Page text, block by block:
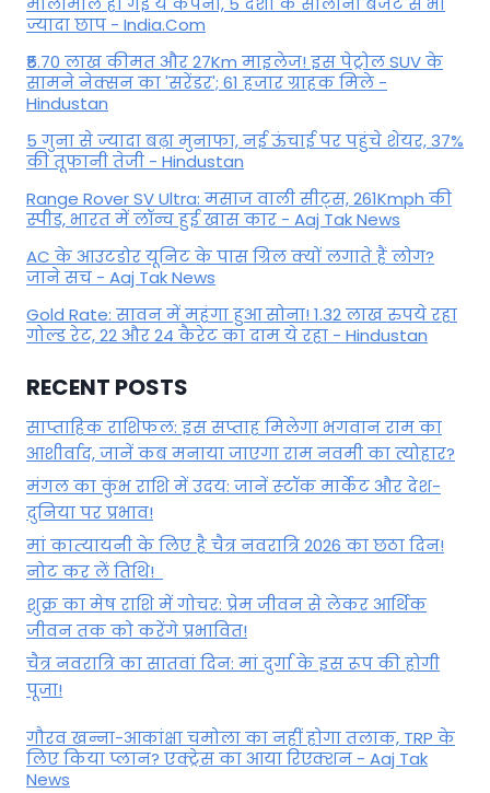
ज्यादा छाप - India.Com
₹5.70 लाख कीमत और 27Km माइलेज! इस पेट्रोल SUV के
सामने नेक्सन का 'सरेंडर'; 61 हजार ग्राहक मिले -
Hindustan
5 गुना से ज्यादा बढ़ा मुनाफा, नई ऊंचाई पर पहुंचे शेयर, 37%
की तूफानी तेजी - Hindustan
Range Rover SV Ultra: मसाज वाली सीट्स, 261Kmph की
स्पीड, भारत में लॉन्च हुई खास कार - Aaj Tak News
AC के आउटडोर यूनिट के पास ग्रिल क्यों लगाते हैं लोग?
जाने सच - Aaj Tak News
Gold Rate: सावन में महंगा हुआ सोना! 1.32 लाख रुपये रहा
गोल्ड रेट, 22 और 24 कैरेट का दाम ये रहा - Hindustan
RECENT POSTS
साप्ताहिक राशिफल: इस सप्ताह मिलेगा भगवान राम का
आशीर्वाद, जानें कब मनाया जाएगा राम नवमी का त्योहार?
मंगल का कुंभ राशि में उदय: जानें स्‍टॉक मार्केट और देश-
दुनिया पर प्रभाव!
मां कात्‍यायनी के लिए है चैत्र नवरात्रि 2026 का छठा दिन!
नोट कर लें तिथि!
शुक्र का मेष राशि में गोचर: प्रेम जीवन से लेकर आर्थिक
जीवन तक को करेंगे प्रभावित!
चैत्र नवरात्रि का सातवां दिन: मां दुर्गा के इस रूप की होगी
पूजा!
गौरव खन्ना-आकांक्षा चमोला का नहीं होगा तलाक, TRP के
लिए किया प्लान? एक्ट्रेस का आया रिएक्शन - Aaj Tak
News